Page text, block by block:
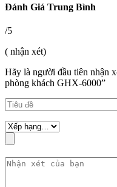
Đánh Giá Trung Bình
/5
( nhận xét)
Hãy là người đầu tiên nhận
phòng khách GHX-6000”